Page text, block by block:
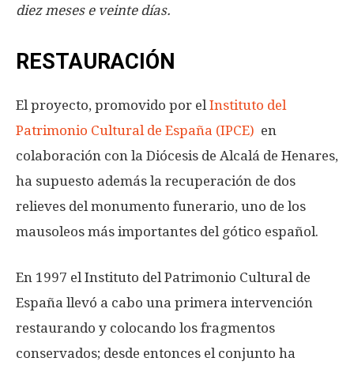
diez meses e veinte días.
RESTAURACIÓN
El proyecto, promovido por el Instituto del
Patrimonio Cultural de España (IPCE) en
colaboración con la Diócesis de Alcalá de Henares,
ha supuesto además la recuperación de dos
relieves del monumento funerario, uno de los
mausoleos más importantes del gótico español.
En 1997 el Instituto del Patrimonio Cultural de
España llevó a cabo una primera intervención
restaurando y colocando los fragmentos
conservados; desde entonces el conjunto ha